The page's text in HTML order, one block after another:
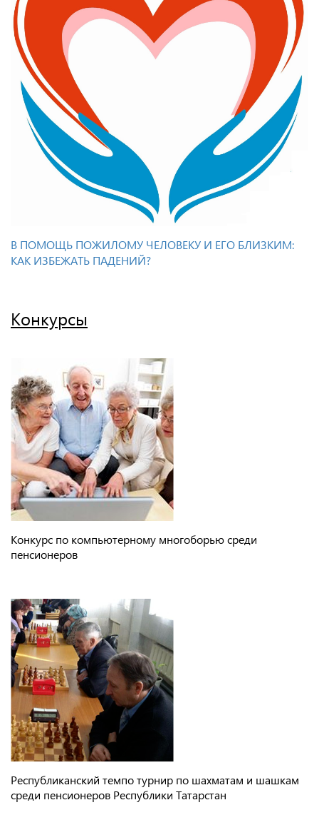
В ПОМОЩЬ ПОЖИЛОМУ ЧЕЛОВЕКУ И ЕГО БЛИЗКИМ:
КАК ИЗБЕЖАТЬ ПАДЕНИЙ?
Конкурсы
Конкурс по компьютерному многоборью среди
пенсионеров
Республиканский темпо турнир по шахматам и шашкам
среди пенсионеров Республики Татарстан